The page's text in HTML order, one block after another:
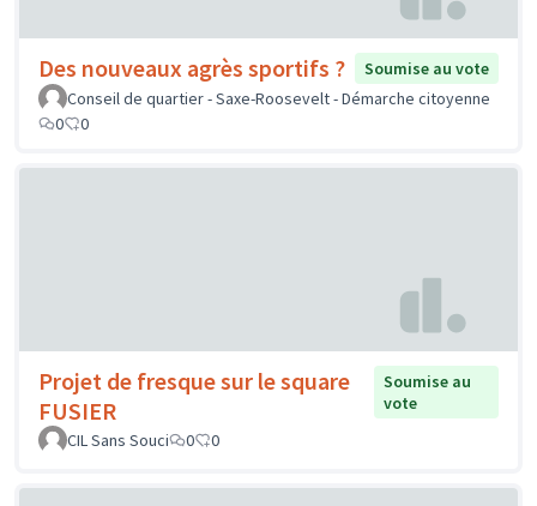
Des nouveaux agrès sportifs ?
Soumise au vote
Conseil de quartier - Saxe-Roosevelt - Démarche citoyenne
0
0
Projet de fresque sur le square
FUSIER
Soumise au
vote
CIL Sans Souci
0 0